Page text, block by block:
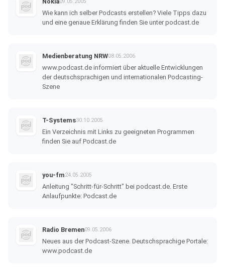
09.05.2005
Wie kann ich selber Podcasts erstellen? Viele Tipps dazu
und eine genaue Erklärung finden Sie unter podcast.de
Medienberatung NRW08.05.2006
www.podcast.de informiert über aktuelle Entwicklungen
der deutschsprachigen und internationalen Podcasting-
Szene
T-Systems30.10.2005
Ein Verzeichnis mit Links zu geeigneten Programmen
finden Sie auf Podcast.de
you-fm24.05.2005
Anleitung "Schritt-für-Schritt" bei podcast.de. Erste
Anlaufpunkte: Podcast.de
Radio Bremen09.05.2006
Neues aus der Podcast-Szene. Deutschsprachige Portale:
www.podcast.de